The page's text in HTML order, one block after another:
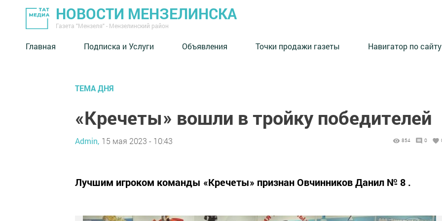
НОВОСТИ МЕНЗЕЛИНСКА
Газета "Мензеля" - Мензелинский район
Главная Подписка и Услуги Объявления Точки продажи газеты Навигатор по сайту
ТЕМА ДНЯ
«Кречеты» вошли в тройку победителей
Admin, 15 мая 2023 - 10:43 854 0
Лучшим игроком команды «Кречеты» признан Овчинников Данил № 8 .